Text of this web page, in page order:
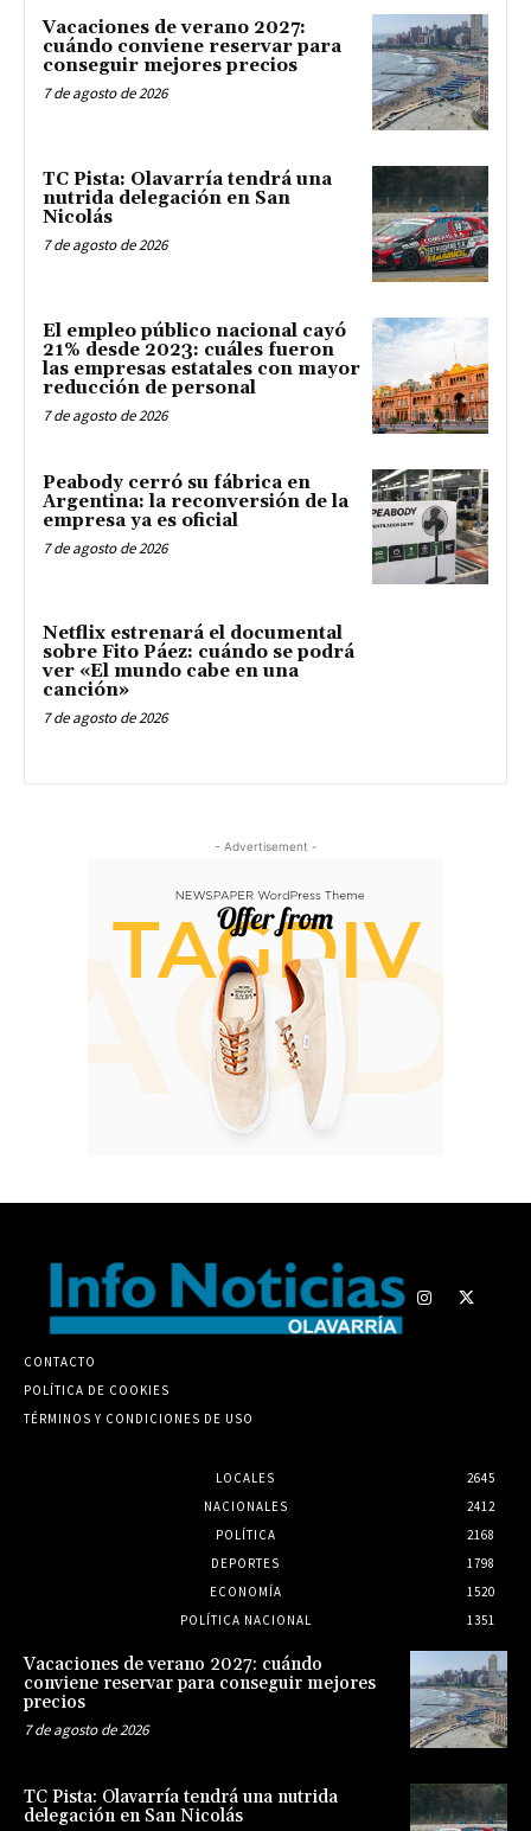
Vacaciones de verano 2027:
cuándo conviene reservar para
conseguir mejores precios
7 de agosto de 2026
TC Pista: Olavarría tendrá una
nutrida delegación en San
Nicolás
7 de agosto de 2026
El empleo público nacional cayó
21% desde 2023: cuáles fueron
las empresas estatales con mayor
reducción de personal
7 de agosto de 2026
Peabody cerró su fábrica en
Argentina: la reconversión de la
empresa ya es oficial
7 de agosto de 2026
Netflix estrenará el documental
sobre Fito Páez: cuándo se podrá
ver «El mundo cabe en una
canción»
7 de agosto de 2026
- Advertisement -
CONTACTO
POLÍTICA DE COOKIES
TÉRMINOS Y CONDICIONES DE USO
LOCALES
2645
NACIONALES
2412
POLÍTICA
2168
DEPORTES
1798
ECONOMÍA
1520
POLÍTICA NACIONAL
1351
Vacaciones de verano 2027: cuándo
conviene reservar para conseguir mejores
precios
7 de agosto de 2026
TC Pista: Olavarría tendrá una nutrida
delegación en San Nicolás